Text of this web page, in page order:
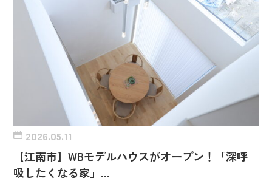
2026.05.11
【江南市】WBモデルハウスがオープン！「深呼
吸したくなる家」…